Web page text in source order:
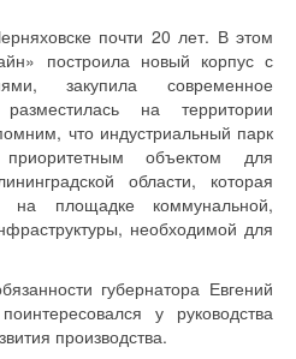
почти 20 лет. В этом
построила новый корпус с
закупила современное
на территории
что индустриальный парк
приоритетным объектом для
области, которая
на площадке коммунальной,
необходимой для
губернатора Евгений
у руководства
производства.